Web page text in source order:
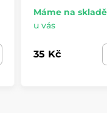
Máme na skladě
u vás
35 Kč